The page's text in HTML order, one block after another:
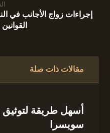
إجراءات زواج الأجانب في
القوانين
مقالات ذات صلة
أسهل طريقة
سويسرا